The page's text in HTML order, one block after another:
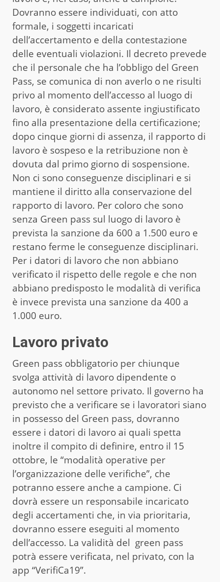
Dovranno essere individuati, con atto
formale, i soggetti incaricati
dell’accertamento e della contestazione
delle eventuali violazioni. Il decreto prevede
che il personale che ha l’obbligo del Green
Pass, se comunica di non averlo o ne risulti
privo al momento dell’accesso al luogo di
lavoro, è considerato assente ingiustificato
fino alla presentazione della certificazione;
dopo cinque giorni di assenza, il rapporto di
lavoro è sospeso e la retribuzione non è
dovuta dal primo giorno di sospensione.
Non ci sono conseguenze disciplinari e si
mantiene il diritto alla conservazione del
rapporto di lavoro. Per coloro che sono
senza Green pass sul luogo di lavoro è
prevista la sanzione da 600 a 1.500 euro e
restano ferme le conseguenze disciplinari.
Per i datori di lavoro che non abbiano
verificato il rispetto delle regole e che non
abbiano predisposto le modalità di verifica
è invece prevista una sanzione da 400 a
1.000 euro.
Lavoro privato
Green pass obbligatorio per chiunque
svolga attività di lavoro dipendente o
autonomo nel settore privato. Il governo ha
previsto che a verificare se i lavoratori siano
in possesso del Green pass, dovranno
essere i datori di lavoro ai quali spetta
inoltre il compito di definire, entro il 15
ottobre, le “modalità operative per
l’organizzazione delle verifiche”, che
potranno essere anche a campione. Ci
dovrà essere un responsabile incaricato
degli accertamenti che, in via prioritaria,
dovranno essere eseguiti al momento
dell’accesso. La validità del green pass
potrà essere verificata, nel privato, con la
app “VerifiCa19”.